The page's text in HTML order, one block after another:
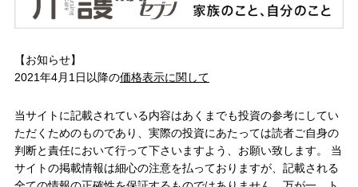
【お知らせ】
2021年4月1日以降の価格表示に関して
当サイトに記載されている内容はあくまでも投資の参考にしてい
ただくためのものであり、実際の投資にあたっては読者ご自身の
判断と責任において行って下さいますよう、お願い致します。 当
サイトの掲載情報は細心の注意を払っておりますが、記載される